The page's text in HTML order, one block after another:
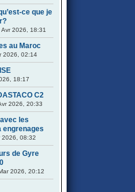
ce que je
Avr 2026, 18:31
au Maroc
2026, 02:14
18:17
C2
2026, 20:33
les
engrenages
2026, 08:32
de Gyre
2026, 20:12